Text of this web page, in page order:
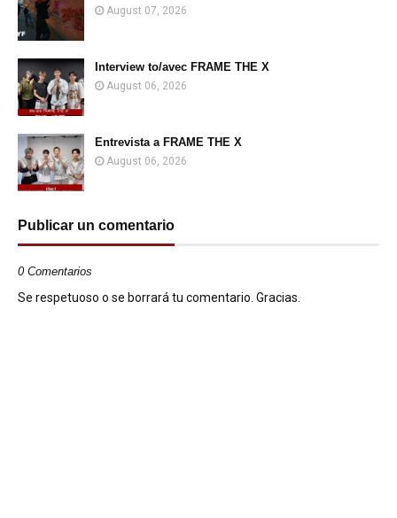
August 07, 2026
Interview to/avec FRAME THE X
August 06, 2026
Entrevista a FRAME THE X
August 06, 2026
Publicar un comentario
0 Comentarios
Se respetuoso o se borrará tu comentario. Gracias.